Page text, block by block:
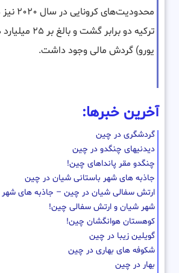
یورو) گردش مالی وجود داشت.
آخرین خبرها:
گردشگری در چین
دیدنیهای چنگدو در چین
چنگدو مقر پانداهای چین!
جاذبه های شهر باستانی شیان در چین
ارتش سفالی شیان در چین – جاذبه های
شهر شیان و ارتش سفالی چین!
کوهستان هوانگشان چین!
گویلین زیبا در چین
شکوفه های بهاری در چین
بهار در چین